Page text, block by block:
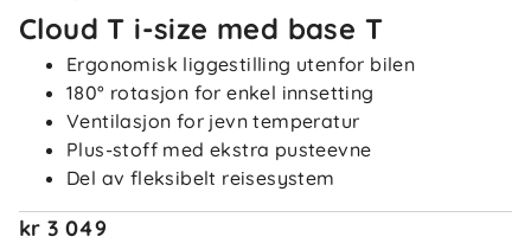
Cloud T i-size med base T
Ergonomisk liggestilling utenfor bilen
180° rotasjon for enkel innsetting
Ventilasjon for jevn temperatur
Plus-stoff med ekstra pusteevne
Del av fleksibelt reisesystem
kr 3 049